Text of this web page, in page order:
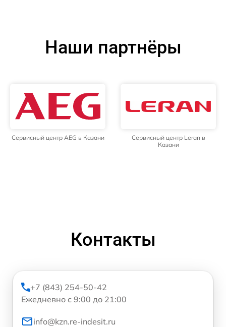
Наши партнёры
Сервисный центр AEG в Казани
Сервисный центр Leran в
Казани
Контакты
+7 (843) 254-50-42
Ежедневно с 9:00 до 21:00
info@kzn.re-indesit.ru